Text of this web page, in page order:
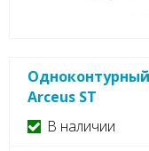
В наличии
Одноконтурный
Arceus ST